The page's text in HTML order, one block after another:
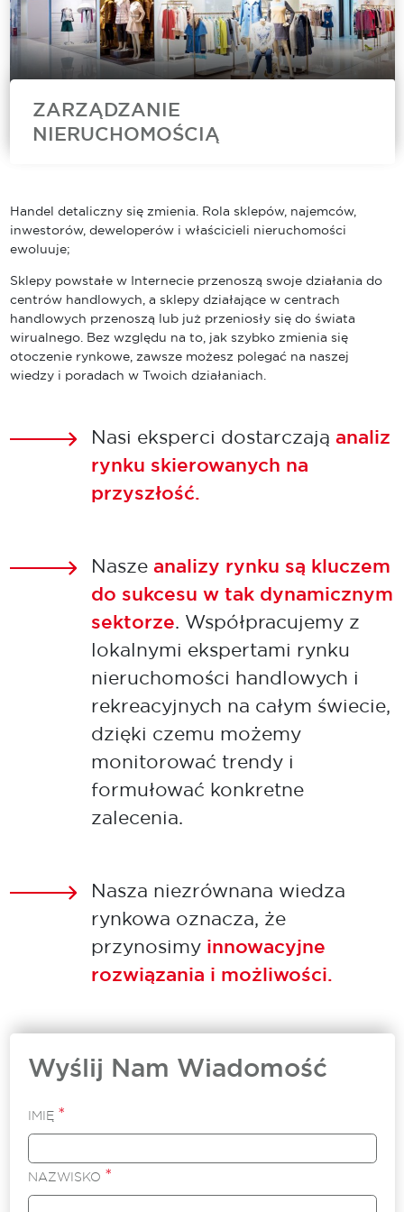
ZARZĄDZANIE
NIERUCHOMOŚCIĄ
świecie. Nasz zespół Asset Services oferuje
szeroki wachlarz usług zarządzania
nieruchomościami komercyjnymi obejmujących
bieżące utrzymanie obiektów, doradztwo
techniczne, usługi...
Handel detaliczny się zmienia. Rola sklepów, najemców,
inwestorów, deweloperów i właścicieli nieruchomości
ewoluuje;
Sklepy powstałe w Internecie przenoszą swoje działania do
centrów handlowych, a sklepy działające w centrach
handlowych przenoszą lub już przeniosły się do świata
wirualnego. Bez względu na to, jak szybko zmienia się
otoczenie rynkowe, zawsze możesz polegać na naszej
wiedzy i poradach w Twoich działaniach.
Nasi eksperci dostarczają analiz
rynku skierowanych na
przyszłość.
Nasze analizy rynku są kluczem
do sukcesu w tak dynamicznym
sektorze. Współpracujemy z
lokalnymi ekspertami rynku
nieruchomości handlowych i
rekreacyjnych na całym świecie,
dzięki czemu możemy
monitorować trendy i
formułować konkretne
zalecenia.
Nasza niezrównana wiedza
rynkowa oznacza, że
przynosimy innowacyjne
rozwiązania i możliwości.
Wyślij Nam Wiadomość
IMIĘ *
NAZWISKO *